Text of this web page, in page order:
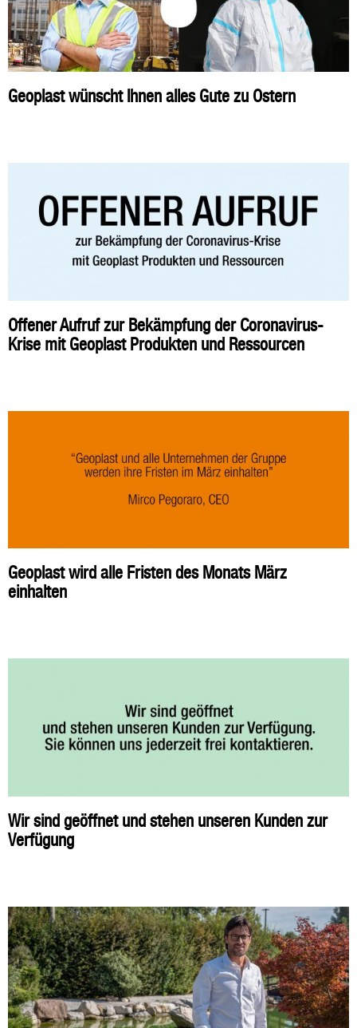
Geoplast wünscht Ihnen alles Gute zu Ostern
Offener Aufruf zur Bekämpfung der Coronavirus-
Krise mit Geoplast Produkten und Ressourcen
Geoplast wird alle Fristen des Monats März
einhalten
Wir sind geöffnet und stehen unseren Kunden zur
Verfügung